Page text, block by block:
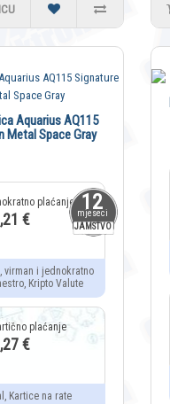
12
mjeseci
JAMSTVO
Aquarius AQ115
Metal Space Gray
€
virman i jednokratno
Kripto Valute
€
Kartice na rate